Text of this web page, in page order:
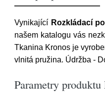
Vynikající Rozkládací
našem katalogu vás
Tkanina Kronos je
vlnitá pružina. Údržba -
Parametry